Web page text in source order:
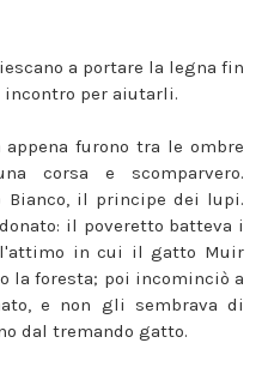
a portare la legna fin
incontro per aiutarli.
furono tra le ombre
corsa e scomparvero.
Bianco, il principe dei lupi.
il poveretto batteva i
in cui il gatto Muir
la foresta; poi incominciò a
e non gli sembrava di
dal tremando gatto.